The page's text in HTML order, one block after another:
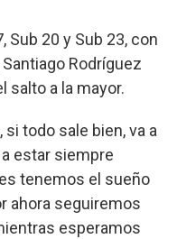
Sub 20 y Sub 23, con
Rodríguez
salto a la mayor.
todo sale bien, va a
a estar siempre
tenemos el sueño
ahora seguiremos
esperamos